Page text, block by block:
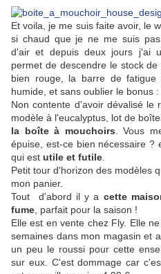
Et voila, je me suis faite avoir, le
si chaud que je ne me suis
d'air et depuis deux jours j'ai
permet de descendre le stock
bien rouge, la barre de
humide, et sans oublier le bonus :
Non contente d'avoir dévalisé le
modèle à l'eucalyptus, lot de
la boîte à mouchoirs . Vous
épuise, est-ce bien nécessaire
qui est utile et futile
Petit tour d'horizon des modèles
mon panier.
Tout d'abord il y a cette
fume , parfait pour la saison !
Elle est en vente chez Fly. Elle
semaines dans mon magasin et
un peu le roussi pour cette
sur eux. C'est dommage car